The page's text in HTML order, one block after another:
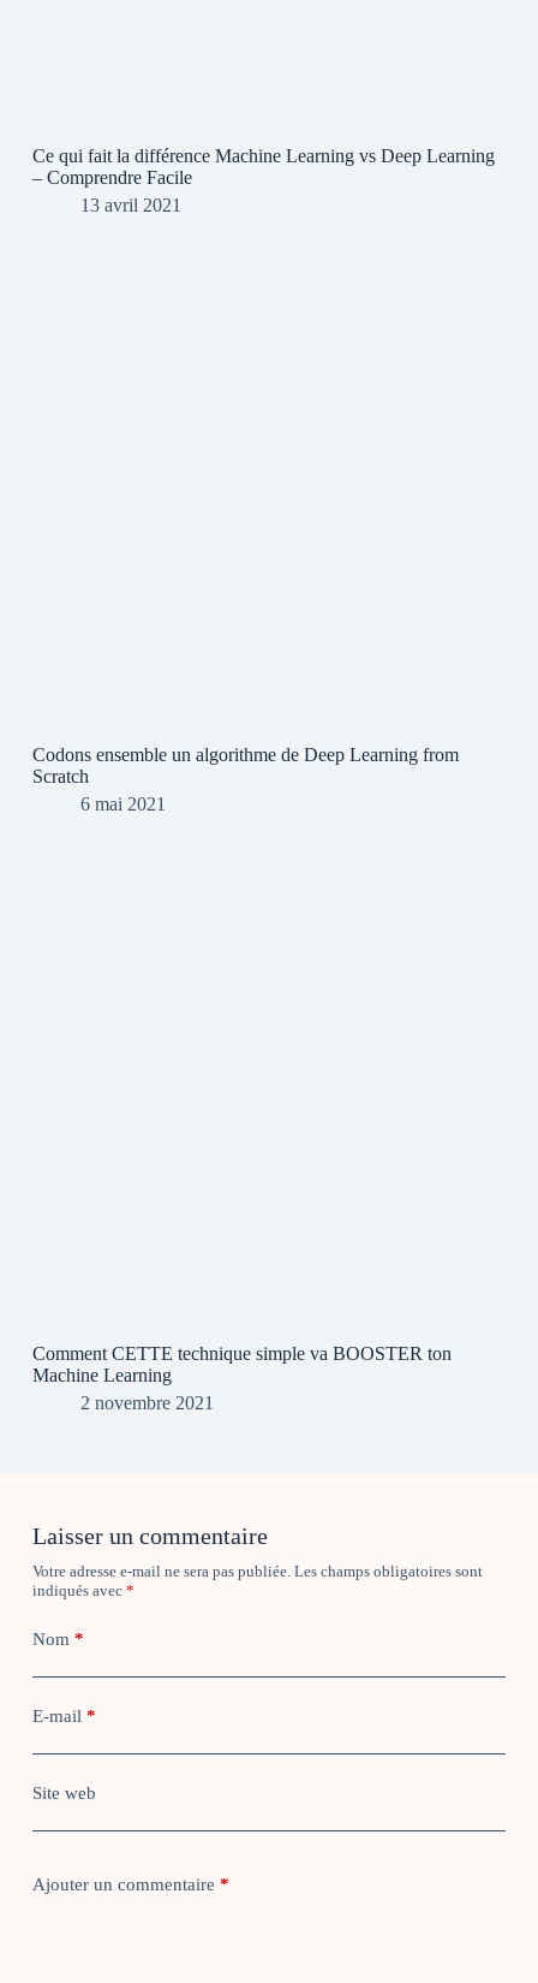
Ce qui fait la différence Machine Learning vs Deep Learning
– Comprendre Facile
13 avril 2021
Codons ensemble un algorithme de Deep Learning from
Scratch
6 mai 2021
Comment CETTE technique simple va BOOSTER ton
Machine Learning
2 novembre 2021
Laisser un commentaire
Votre adresse e-mail ne sera pas publiée. Les champs obligatoires sont
indiqués avec *
Nom*
E-mail*
Site web
Ajouter un commentaire *